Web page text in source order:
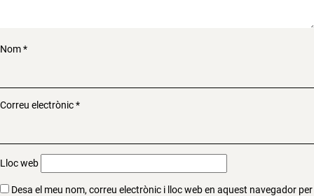
Nom*
Correu electrònic*
Lloc web
Desa el meu nom, correu electrònic i lloc web en aquest navegador per